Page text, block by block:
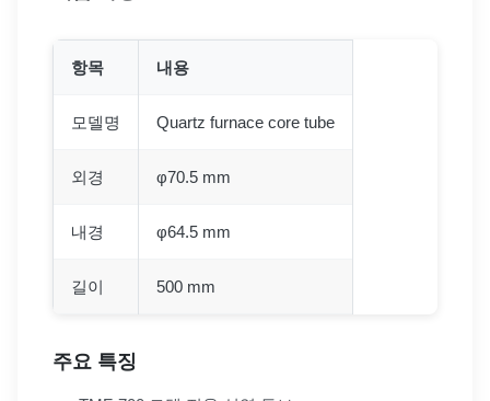
항목 내용
모델명 Quartz furnace core tube
외경 φ70.5 mm
내경 φ64.5 mm
길이 500 mm
주요 특징